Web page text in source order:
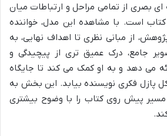
ای بصری از تمامی مراحل و ارتباطات میان
است. با مشاهده این مدل، خواننده
از مبانی نظری تا اهداف نهایی، به
جامع، درک عمیق تری از پیچیدگی و
می دهد و به او کمک می کند تا جایگاه
پازل فکری نویسنده بیابد. این بخش به
مسیر پیش روی کتاب را با وضوح بیشتری